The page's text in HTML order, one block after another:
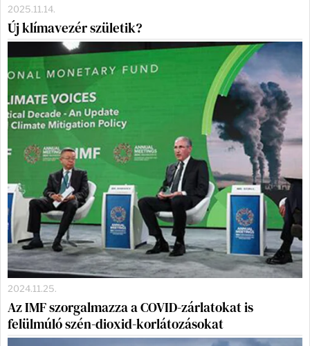
2025.11.14.
Új klímavezér születik?
2024.11.25.
Az IMF szorgalmazza a COVID-zárlatokat is
felülmúló szén-dioxid-korlátozásokat